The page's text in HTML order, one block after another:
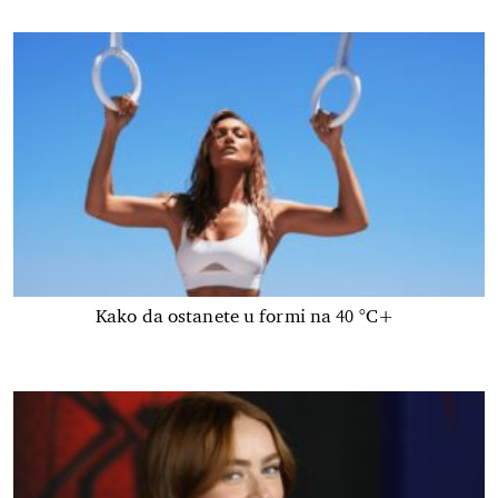
Kako da ostanete u formi na 40 °C+